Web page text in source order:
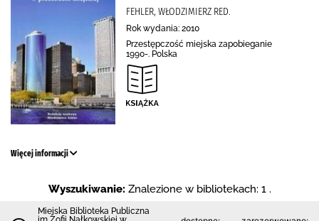
FEHLER, WŁODZIMIERZ RED.
Rok wydania: 2010
Przestępczość miejska zapobieganie
1990-. Polska
Więcej informacji
Wyszukiwanie: Znalezione w bibliotekach: 1 .
Miejska Biblioteka Publiczna